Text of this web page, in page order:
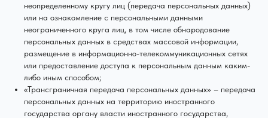
неопределенному кругу лиц (передача персональных данных)
или на ознакомление с персональными данными
неограниченного круга лиц, в том числе обнародование
персональных данных в средствах массовой информации,
размещение в информационно-телекоммуникационных сетях
или предоставление доступа к персональным данным каким-
либо иным способом;
«Трансграничная передача персональных данных» – передача
персональных данных на территорию иностранного
государства органу власти иностранного государства,